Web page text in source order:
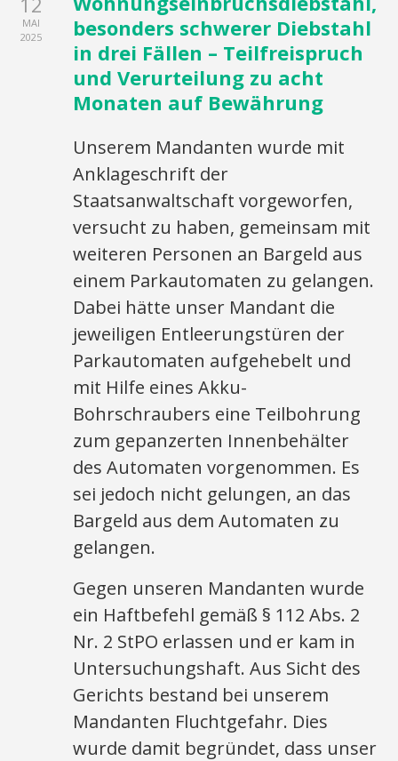
MAI
2025
besonders schwerer Diebstahl
in drei Fällen – Teilfreispruch
und Verurteilung zu acht
Monaten auf Bewährung
Unserem Mandanten wurde mit
Anklageschrift der
Staatsanwaltschaft vorgeworfen,
versucht zu haben, gemeinsam mit
weiteren Personen an Bargeld aus
einem Parkautomaten zu gelangen.
Dabei hätte unser Mandant die
jeweiligen Entleerungstüren der
Parkautomaten aufgehebelt und
mit Hilfe eines Akku-
Bohrschraubers eine Teilbohrung
zum gepanzerten Innenbehälter
des Automaten vorgenommen. Es
sei jedoch nicht gelungen, an das
Bargeld aus dem Automaten zu
gelangen.
Gegen unseren Mandanten wurde
ein Haftbefehl gemäß § 112 Abs. 2
Nr. 2 StPO erlassen und er kam in
Untersuchungshaft. Aus Sicht des
Gerichts bestand bei unserem
Mandanten Fluchtgefahr. Dies
wurde damit begründet, dass unser